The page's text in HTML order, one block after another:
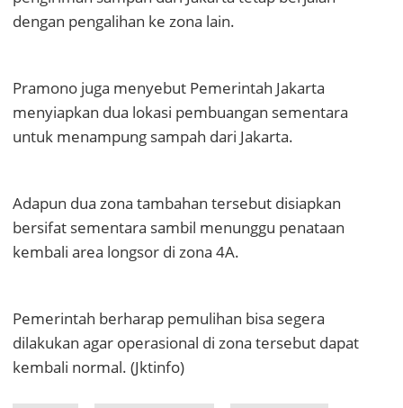
dengan pengalihan ke zona lain.
Pramono juga menyebut Pemerintah Jakarta
menyiapkan dua lokasi pembuangan sementara
untuk menampung sampah dari Jakarta.
Adapun dua zona tambahan tersebut disiapkan
bersifat sementara sambil menunggu penataan
kembali area longsor di zona 4A.
Pemerintah berharap pemulihan bisa segera
dilakukan agar operasional di zona tersebut dapat
kembali normal. (Jktinfo)